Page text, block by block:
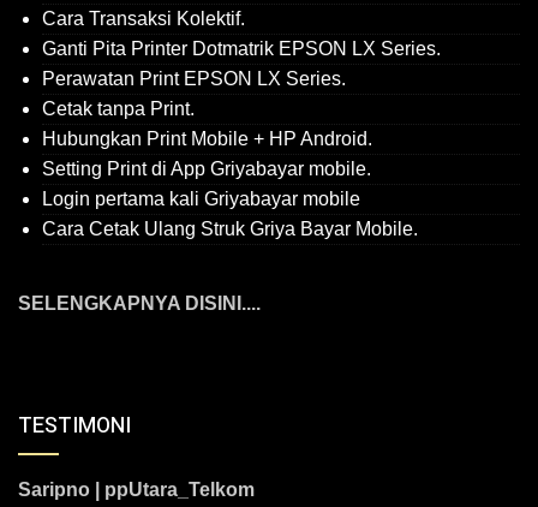
Cara Transaksi Kolektif.
Ganti Pita Printer Dotmatrik EPSON LX Series.
Perawatan Print EPSON LX Series.
Cetak tanpa Print.
Hubungkan Print Mobile + HP Android.
Setting Print di App Griyabayar mobile.
Login pertama kali Griyabayar mobile
Cara Cetak Ulang Struk Griya Bayar Mobile.
SELENGKAPNYA DISINI....
TESTIMONI
Saripno | ppUtara_Telkom